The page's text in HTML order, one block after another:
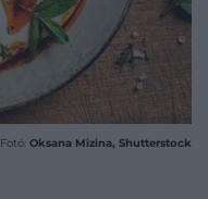
Fotó: Oksana Mizina, Shutterstock